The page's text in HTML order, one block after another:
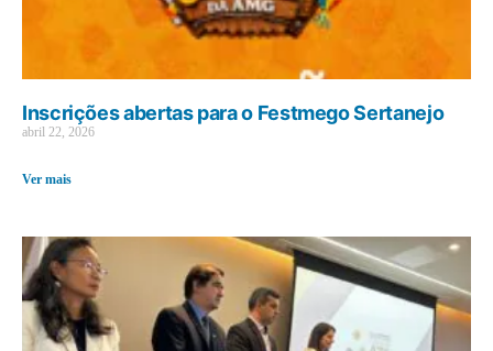
Inscrições abertas para o Festmego Sertanejo
abril 22, 2026
Ver mais